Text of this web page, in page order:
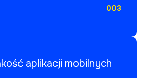
003
aplikacji mobilnych